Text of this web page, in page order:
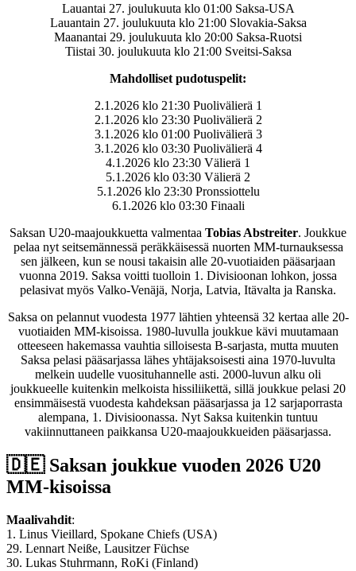
Lauantai 27. joulukuuta klo 01:00 Saksa-USA
Lauantain 27. joulukuuta klo 21:00 Slovakia-Saksa
Maanantai 29. joulukuuta klo 20:00 Saksa-Ruotsi
Tiistai 30. joulukuuta klo 21:00 Sveitsi-Saksa
Mahdolliset pudotuspelit:
2.1.2026 klo 21:30 Puolivälierä 1
2.1.2026 klo 23:30 Puolivälierä 2
3.1.2026 klo 01:00 Puolivälierä 3
3.1.2026 klo 03:30 Puolivälierä 4
4.1.2026 klo 23:30 Välierä 1
5.1.2026 klo 03:30 Välierä 2
5.1.2026 klo 23:30 Pronssiottelu
6.1.2026 klo 03:30 Finaali
Saksan U20-maajoukkuetta valmentaa Tobias Abstreiter. Joukkue
pelaa nyt seitsemännessä peräkkäisessä nuorten MM-turnauksessa
sen jälkeen, kun se nousi takaisin alle 20-vuotiaiden pääsarjaan
vuonna 2019. Saksa voitti tuolloin 1. Divisioonan lohkon, jossa
pelasivat myös Valko-Venäjä, Norja, Latvia, Itävalta ja Ranska.
Saksa on pelannut vuodesta 1977 lähtien yhteensä 32 kertaa alle 20-
vuotiaiden MM-kisoissa. 1980-luvulla joukkue kävi muutamaan
otteeseen hakemassa vauhtia silloisesta B-sarjasta, mutta muuten
Saksa pelasi pääsarjassa lähes yhtäjaksoisesti aina 1970-luvulta
melkein uudelle vuosituhannelle asti. 2000-luvun alku oli
joukkueelle kuitenkin melkoista hissiliikettä, sillä joukkue pelasi 20
ensimmäisestä vuodesta kahdeksan pääsarjassa ja 12 sarjaporrasta
alempana, 1. Divisioonassa. Nyt Saksa kuitenkin tuntuu
vakiinnuttaneen paikkansa U20-maajoukkueiden pääsarjassa.
🇩🇪 Saksan joukkue vuoden 2026 U20
MM-kisoissa
Maalivahdit:
1. Linus Vieillard, Spokane Chiefs (USA)
29. Lennart Neiße, Lausitzer Füchse
30. Lukas Stuhrmann, RoKi (Finland)